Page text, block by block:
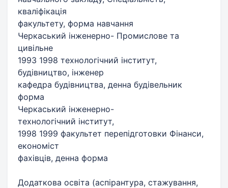
кваліфікація
факультету, форма навчання
Черкаський інженерно- Промислове та
цивільне
1993 1998 технологічний інститут,
будівництво, інженер
кафедра будівництва, денна будівельник
форма
Черкаський інженерно-
технологічний інститут,
1998 1999 факультет перепідготовки Фінанси,
економіст
фахівців, денна форма
Додаткова освіта (аспірантура, стажування,